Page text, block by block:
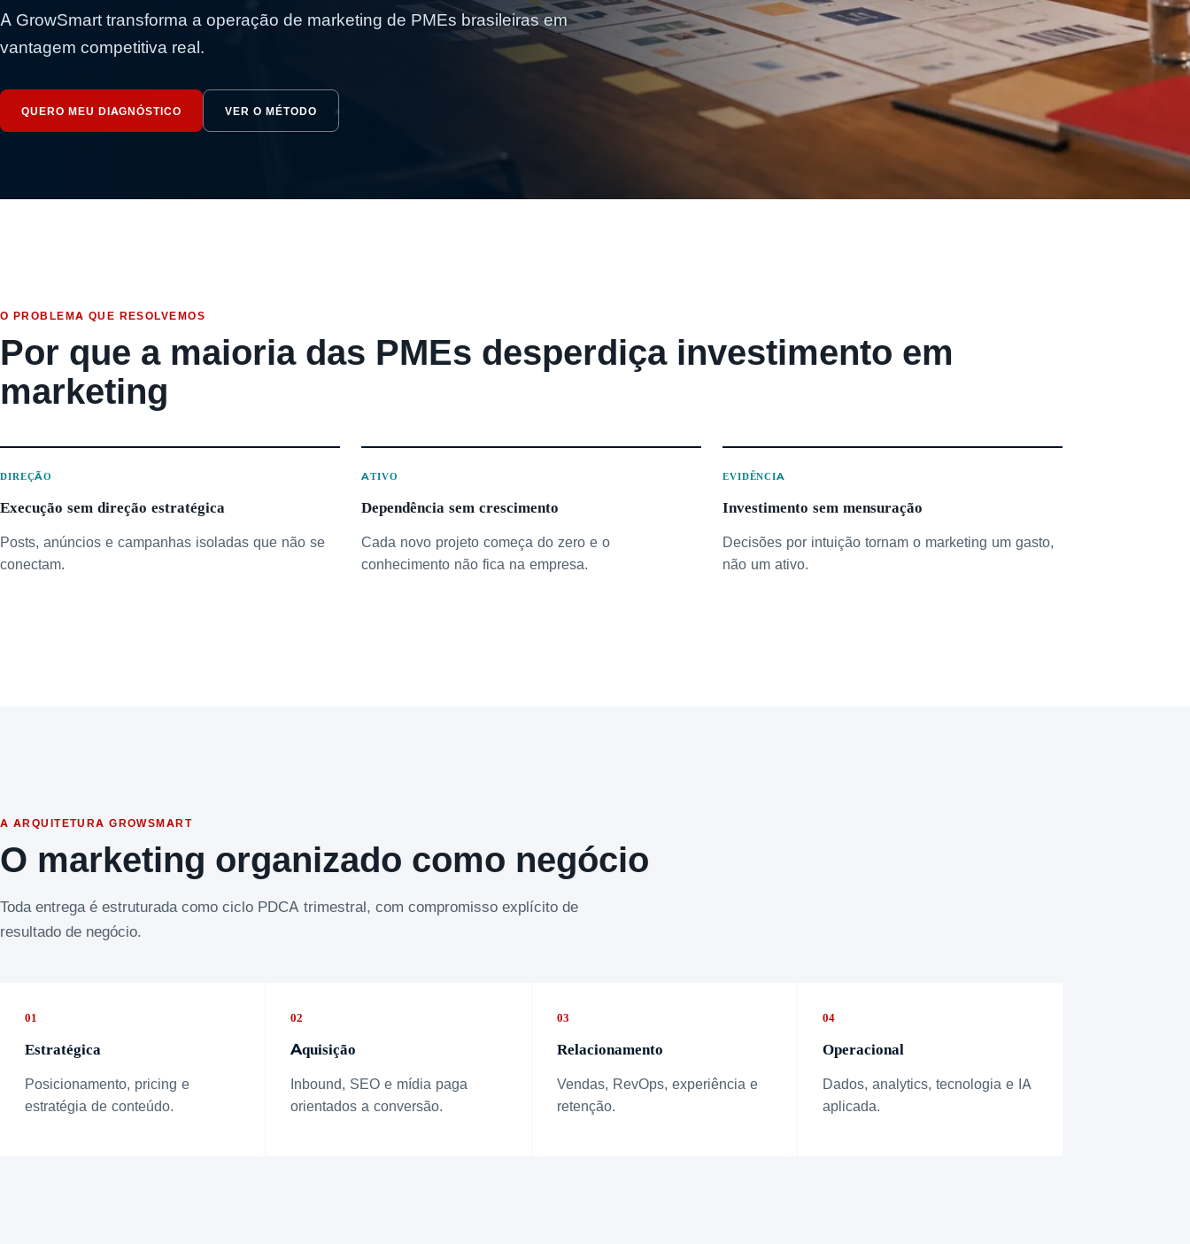
A GrowSmart transforma a operação de marketing de PMEs brasileiras em
vantagem competitiva real.
QUERO MEU DIAGNÓSTICO VER O MÉTODO
O PROBLEMA QUE RESOLVEMOS
Por que a maioria das PMEs desperdiça investimento em
marketing
DIREÇÃO
Execução sem direção estratégica
Posts, anúncios e campanhas isoladas que não se
conectam.
ATIVO
Dependência sem crescimento
Cada novo projeto começa do zero e o
conhecimento não fica na empresa.
EVIDÊNCIA
Investimento sem mensuração
Decisões por intuição tornam o marketing um gasto,
não um ativo.
A ARQUITETURA GROWSMART
O marketing organizado como negócio
Toda entrega é estruturada como ciclo PDCA trimestral, com compromisso explícito de
resultado de negócio.
01
Estratégica
Posicionamento, pricing e
estratégia de conteúdo.
02
Aquisição
Inbound, SEO e mídia paga
orientados a conversão.
03
Relacionamento
Vendas, RevOps, experiência e
retenção.
04
Operacional
Dados, analytics, tecnologia e IA
aplicada.